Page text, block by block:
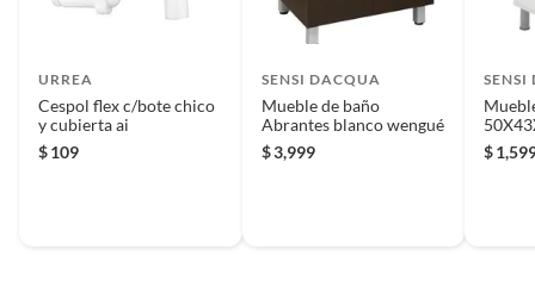
URREA
Cespol flex c/bote chico
y cubierta ai
$109
SENSI DACQUA
Mueble de baño
Abrantes blanco wengué
$3,999
SENSI
$